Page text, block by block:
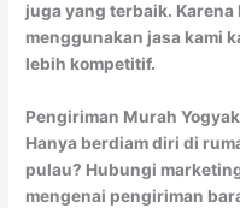
juga yang terbaik.
menggunakan jasa kami
lebih kompetitif.
Pengiriman Murah
Hanya berdiam diri di
pulau? Hubungi
mengenai pengiriman